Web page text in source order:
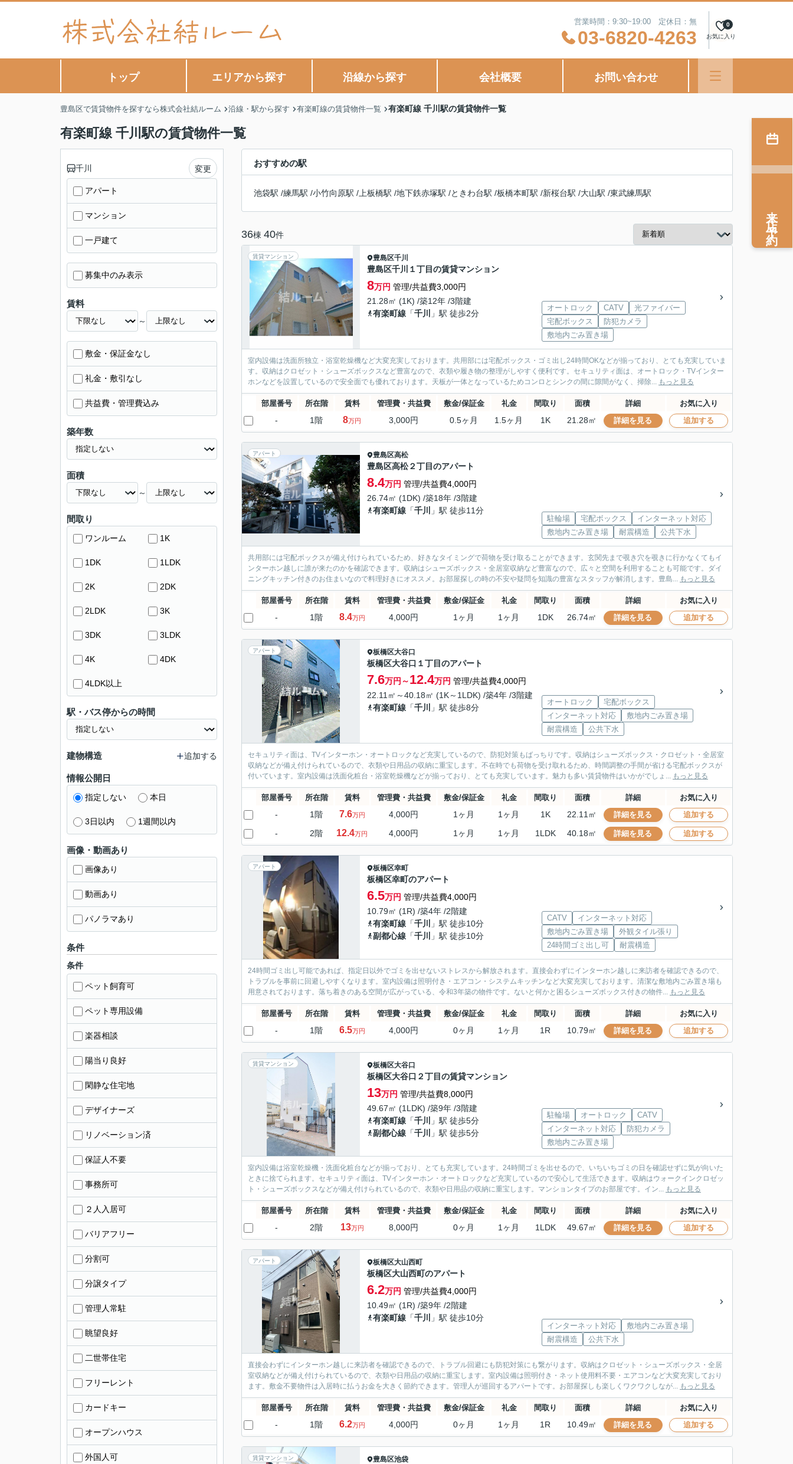
営業時間：9:30~19:00 定休日：無
03-6820-4263 お気に入り
0
トップ エリアから探す 沿線から探す 会社概要 お問い合わせ
豊島区で賃貸物件を探すなら株式会社結ルーム 沿線・駅から探す 有楽町線の賃貸物件一覧 有楽町線 千川駅の賃貸物件一覧
有楽町線 千川駅の賃貸物件一覧
おすすめの駅
池袋駅 /練馬駅 /小竹向原駅 / 上板橋駅 /地下鉄赤塚駅 /ときわ台駅 /板橋本町駅 /新桜台駅 /大山駅 /東武練馬駅
36棟 40件
賃貸マンション 豊島区千川
豊島区千川１丁目の賃貸マンション
8万円 管理/共益費3,000円
21.28㎡ (1K) /築12年 /3階建
有楽町線 「千川 」駅 徒歩2分
オートロック CATV
光ファイバー
宅配ボックス
防犯カメラ
敷地内ごみ置き場
室内設備は洗面所独立・浴室乾燥機など大変充実しております。共用部には宅配ボックス・ゴミ出し24時間OKなどが揃っており、とても充実していま
す。収納はクロゼット・シューズボックスなど豊富なので、衣類や履き物の整理がしやすく便利です。セキュリティ面は、オートロック・TVインター
ホンなどを設置しているので安全面でも優れております。天板が一体となっているためコンロとシンクの間に隙間がなく、掃除... もっと見る
部屋番号 所在階 賃料 管理費・共益費 敷金/保証金 礼金 間取り 面積 詳細 お気に入り
- 1階 8万円 3,000円 0.5ヶ月 1.5ヶ月 1K 21.28㎡ 詳細を見る 追加する
アパート 豊島区高松
豊島区高松２丁目のアパート
8.4万円 管理/共益費4,000円
26.74㎡ (1DK) /築18年 /3階建
有楽町線 「千川 」駅 徒歩11分
駐輪場 宅配ボックス
インターネット対応
敷地内ごみ置き場
耐震構造 公共下水
共用部には宅配ボックスが備え付けられているため、好きなタイミングで荷物を受け取ることができます。玄関先まで覗き穴を覗きに行かなくてもイ
ンターホン越しに誰が来たのかを確認できます。収納はシューズボックス・全居室収納など豊富なので、広々と空間を利用することも可能です。ダイ
ニングキッチン付きのお住まいなので料理好きにオススメ。お部屋探しの時の不安や疑問を知識の豊富なスタッフが解消します。豊島... もっと見る
部屋番号 所在階 賃料 管理費・共益費 敷金/保証金 礼金 間取り 面積 詳細 お気に入り
- 1階 8.4万円 4,000円 1ヶ月 1ヶ月 1DK 26.74㎡ 詳細を見る 追加する
アパート 板橋区大谷口
板橋区大谷口１丁目のアパート
7.6万円～12.4万円 管理/共益費4,000円
22.11㎡～40.18㎡ (1K～1LDK) /築4年 /3階建
有楽町線 「千川 」駅 徒歩8分
オートロック
宅配ボックス
インターネット対応
敷地内ごみ置き場
耐震構造
公共下水
セキュリティ面は、TVインターホン・オートロックなど充実しているので、防犯対策もばっちりです。収納はシューズボックス・クロゼット・全居室
収納などが備え付けられているので、衣類や日用品の収納に重宝します。不在時でも荷物を受け取れるため、時間調整の手間が省ける宅配ボックスが
付いています。室内設備は洗面化粧台・浴室乾燥機などが揃っており、とても充実しています。魅力も多い賃貸物件はいかがでしょ... もっと見る
部屋番号 所在階 賃料 管理費・共益費 敷金/保証金 礼金 間取り 面積 詳細 お気に入り
- 1階 7.6万円 4,000円 1ヶ月 1ヶ月 1K 22.11㎡ 詳細を見る 追加する
- 2階 12.4万円 4,000円 1ヶ月 1ヶ月 1LDK 40.18㎡ 詳細を見る 追加する
アパート 板橋区幸町
板橋区幸町のアパート
6.5万円 管理/共益費4,000円
10.79㎡ (1R) /築4年 /2階建
有楽町線 「千川
」駅 徒歩10分
副都心線 「千川 」駅 徒歩10分
CATV
インターネット対応
敷地内ごみ置き場
外観タイル張り
24時間ゴミ出し可
耐震構造
24時間ゴミ出し可能であれば、指定日以外でゴミを出せないストレスから解放されます。直接会わずにインターホン越しに来訪者を確認できるので、
トラブルを事前に回避しやすくなります。室内設備は照明付き・エアコン・システムキッチンなど大変充実しております。清潔な敷地内ごみ置き場も
用意されております。落ち着きのある空間が広がっている、令和3年築の物件です。ないと何かと困るシューズボックス付きの物件... もっと見る
部屋番号 所在階 賃料 管理費・共益費 敷金/保証金 礼金 間取り 面積 詳細 お気に入り
- 1階 6.5万円 4,000円 0ヶ月 1ヶ月 1R 10.79㎡ 詳細を見る 追加する
賃貸マンション 板橋区大谷口
板橋区大谷口２丁目の賃貸マンション
13万円 管理/共益費8,000円
49.67㎡ (1LDK) /築9年 /3階建
有楽町線 「千川
」駅 徒歩5分
副都心線 「千川 」駅 徒歩5分
駐輪場 オートロック
CATV
インターネット対応
防犯カメラ
敷地内ごみ置き場
室内設備は浴室乾燥機・洗面化粧台などが揃っており、とても充実しています。24時間ゴミを出せるので、いちいちゴミの日を確認せずに気が向いた
ときに捨てられます。セキュリティ面は、TVインターホン・オートロックなど充実しているので安心して生活できます。収納はウォークインクロゼッ
ト・シューズボックスなどが備え付けられているので、衣類や日用品の収納に重宝します。マンションタイプのお部屋です。イン... もっと見る
部屋番号 所在階 賃料 管理費・共益費 敷金/保証金 礼金 間取り 面積 詳細 お気に入り
- 2階 13万円 8,000円 0ヶ月 1ヶ月 1LDK 49.67㎡ 詳細を見る 追加する
アパート 板橋区大山西町
板橋区大山西町のアパート
6.2万円 管理/共益費4,000円
10.49㎡ (1R) /築9年 /2階建
有楽町線 「千川 」駅 徒歩10分
インターネット対応
敷地内ごみ置き場
耐震構造
公共下水
直接会わずにインターホン越しに来訪者を確認できるので、トラブル回避にも防犯対策にも繋がります。収納はクロゼット・シューズボックス・全居
室収納などが備え付けられているので、衣類や日用品の収納に重宝します。室内設備は照明付き・ネット使用料不要・エアコンなど大変充実しており
ます。敷金不要物件は入居時に払うお金を大きく節約できます。管理人が巡回するアパートです。お部屋探しも楽しくワクワクしなが... もっと見る
部屋番号 所在階 賃料 管理費・共益費 敷金/保証金 礼金 間取り 面積 詳細 お気に入り
- 1階 6.2万円 4,000円 0ヶ月 1ヶ月 1R 10.49㎡ 詳細を見る 追加する
賃貸マンション 豊島区池袋
千川 変更
アパート
マンション
一戸建て
募集中のみ表示
賃料
～
敷金・保証金なし
礼金・敷引なし
共益費・管理費込み
築年数
面積
～
間取り
ワンルーム 1K
1DK 1LDK
2K 2DK
2LDK 3K
3DK 3LDK
4K 4DK
4LDK以上
駅・バス停からの時間
建物構造 追加する
情報公開日
指定しない 本日
3日以内 1週間以内
画像・動画あり
画像あり
動画あり
パノラマあり
条件
条件
ペット飼育可
ペット専用設備
楽器相談
陽当り良好
閑静な住宅地
デザイナーズ
リノベーション済
保証人不要
事務所可
２人入居可
バリアフリー
分割可
分譲タイプ
管理人常駐
眺望良好
二世帯住宅
フリーレント
カードキー
オープンハウス
外国人可
来店予約